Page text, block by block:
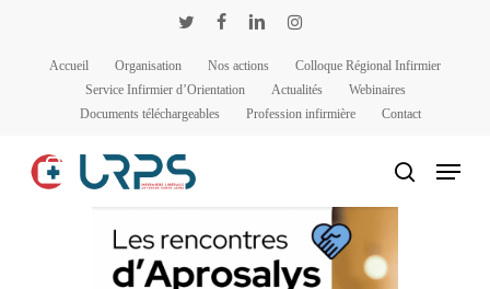
Accueil
Organisation Nos actions
Colloque Régional Infirmier
Service Infirmier d’Orientation
Actualités
Webinaires
Documents téléchargeables
Profession infirmière Contact
rechercher
Menu
Panneau de gestion des cookies